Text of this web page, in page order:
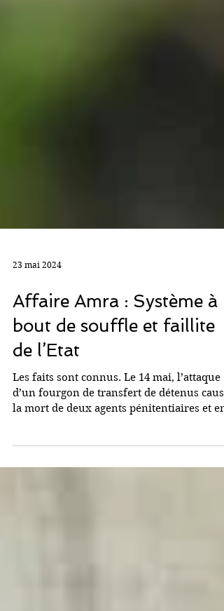
Affaire Amra : Système à
bout de souffle et faillite
de l’Etat
Les faits sont connus. Le 14 mai, l’attaque
d’un fourgon de transfert de détenus